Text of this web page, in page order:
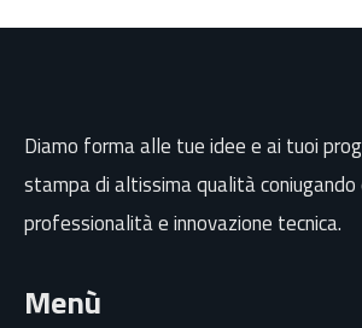
Diamo forma alle tue idee e ai tuoi
stampa di altissima qualità
professionalità e innovazione tecnica.
Menù